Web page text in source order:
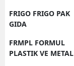
FRIGO FRIGO PAK
GIDA
FRMPL FORMUL
PLASTIK VE METAL